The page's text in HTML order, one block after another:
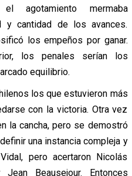
agotamiento mermaba
y cantidad de los avances.
los empeños por ganar.
los penales serían los
equilibrio.
los que estuvieron más
con la victoria. Otra vez
la cancha, pero se demostró
una instancia compleja y
pero acertaron Nicolás
Beausejour. Entonces